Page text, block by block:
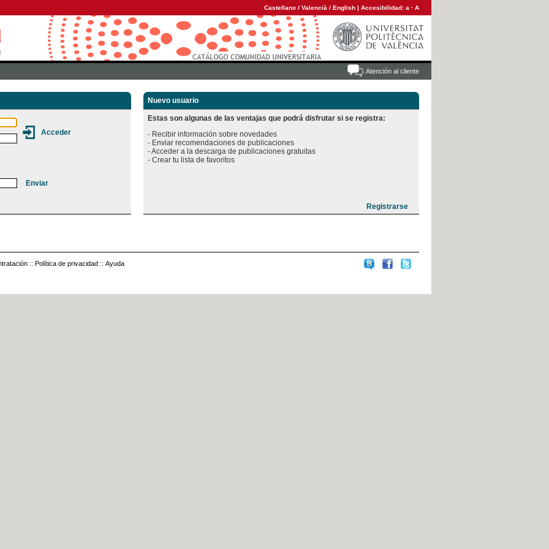
Castellano / Valencià / English | Accesibilidad: a · A
Atención al cliente
Nuevo usuario
Estas son algunas de las ventajas que podrá disfrutar si se registra:
- Recibir información sobre novedades
- Enviar recomendaciones de publicaciones
- Acceder a la descarga de publicaciones gratuitas
:: Política de privacidad :: Ayuda